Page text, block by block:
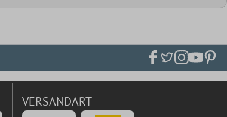
VERSANDART